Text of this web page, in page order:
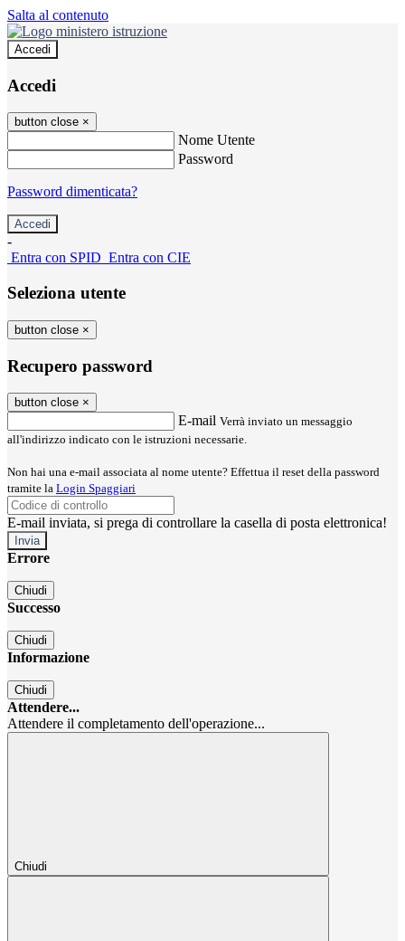
Salta al contenuto
Accedi
Accedi
button close ×
Nome Utente
Password
Password dimenticata?
-
Entra con SPID Entra con CIE
Seleziona utente
button close ×
Recupero password
button close ×
E-mail Verrà inviato un messaggio
all'indirizzo indicato con le istruzioni necessarie.
Non hai una e-mail associata al nome utente? Effettua il reset della password
tramite la Login Spaggiari
E-mail inviata, si prega di controllare la casella di posta elettronica!
Errore
Chiudi
Successo
Chiudi
Informazione
Chiudi
Attendere...
Attendere il completamento dell'operazione...
Chiudi